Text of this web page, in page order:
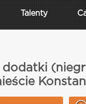
Talenty
dodatki